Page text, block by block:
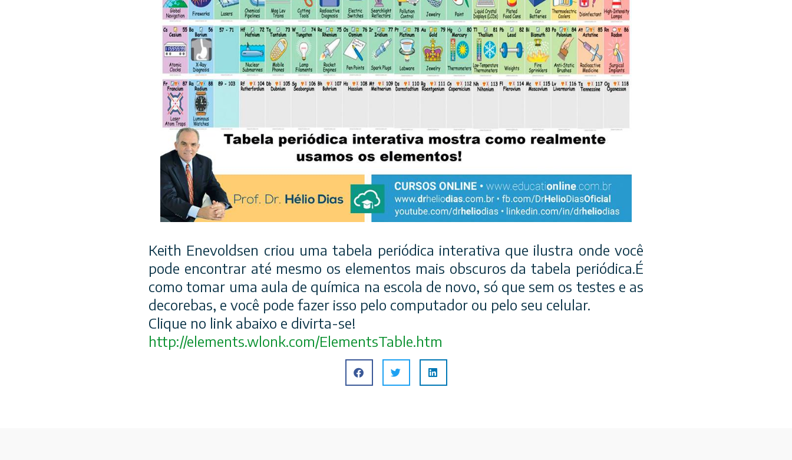
Keith Enevoldsen criou uma tabela periódica interativa que ilustra onde você
pode encontrar até mesmo os elementos mais obscuros da tabela periódica.É
como tomar uma aula de química na escola de novo, só que sem os testes e as
decorebas, e você pode fazer isso pelo computador ou pelo seu celular.
Clique no link abaixo e divirta-se!
http://elements.wlonk.com/ElementsTable.htm